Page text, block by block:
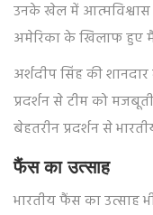
उनके खेल में
अमेरिका के खिलाफ हुए
अर्शदीप सिंह की
प्रदर्शन से टीम को
बेहतरीन प्रदर्शन से
फैंस का उत्साह
भारतीय फैंस का उत्साह